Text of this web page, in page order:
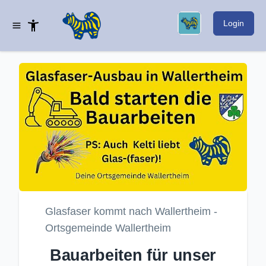
Login
Glasfaser kommt nach Wallertheim -
Ortsgemeinde Wallertheim
Bauarbeiten für unser